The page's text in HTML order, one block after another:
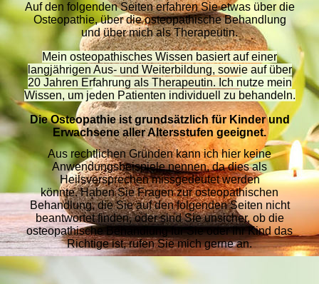
Auf den folgenden Seiten erfahren Sie etwas über die
Osteopathie, über die osteopathische Behandlung
und über mich als Therapeutin.
Mein osteopathisches Wissen basiert auf einer
langjährigen Aus- und Weiterbildung, sowie auf über
20 Jahren Erfahrung als Therapeutin. Ich nutze mein
Wissen, um jeden Patienten individuell zu behandeln.
Die Osteopathie ist grundsätzlich für Kinder und
Erwachsene aller Altersstufen geeignet.
Aus rechtlichen Gründen kann ich hier keine
Anwendungsbeispiele nennen, da dies als
Heilsversprechen missgedeutet werden
könnte.Haben Sie Fragen zur osteopathischen
Behandlung, die Sie auf den folgenden Seiten nicht
beantwortet finden, oder sind Sie unsicher, ob die
osteopathische Behandlung für Sie oder Ihr Kind das
Richtige ist, rufen Sie mich gerne an.